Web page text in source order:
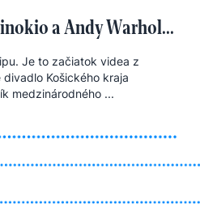
a Andy Warhol...
Je to začiatok videa z
Košického kraja
medzinárodného ...